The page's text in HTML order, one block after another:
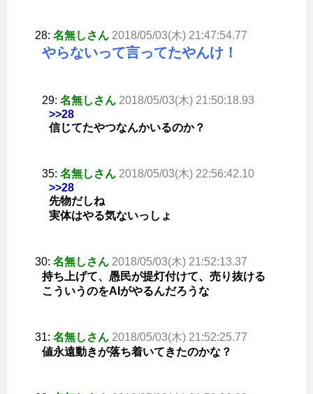
28: 名無しさん 2018/05/03(木) 21:47:54.77
やらないって言ってたやんけ！
29: 名無しさん 2018/05/03(木) 21:50:18.93
>>28
信じてたやつなんかいるのか？
35: 名無しさん 2018/05/03(木) 22:56:42.10
>>28
先物だしね
実体はやる気ないっしょ
30: 名無しさん 2018/05/03(木) 21:52:13.37
持ち上げて、愚民が提灯付けて、売り抜ける
こういうのをAIがやるんだろうな
31: 名無しさん 2018/05/03(木) 21:52:25.77
値永遠動きが落ち着いてきたのかな？